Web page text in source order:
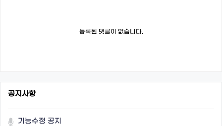
등록된 댓글이 없습니다.
공지사항
기능수정 공지